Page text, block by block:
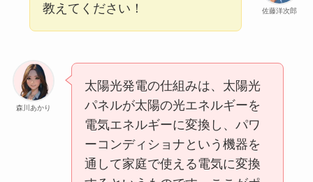
佐藤洋次郎
教えてください！
森川あかり
太陽光発電の仕組みは、太陽光
パネルが太陽の光エネルギーを
電気エネルギーに変換し、パワ
ーコンディショナという機器を
通して家庭で使える電気に変換